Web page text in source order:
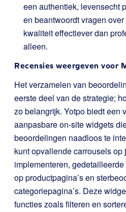
een authentiek, levensecht
en beantwoordt vragen
kwaliteit effectiever dan
alleen.
Recensies weergeven voor
Het verzamelen van
eerste deel van de strategie;
zo belangrijk. Yotpo biedt een
aanpasbare on-site widgets
beoordelingen naadloos te
kunt opvallende carrousels op
implementeren,
op productpagina’s en
categoriepagina’s. Deze
functies zoals filteren en